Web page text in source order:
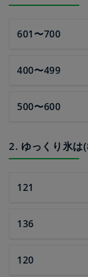
601〜700
400〜499
500〜600
2. ゆっくり氷
121
136
120